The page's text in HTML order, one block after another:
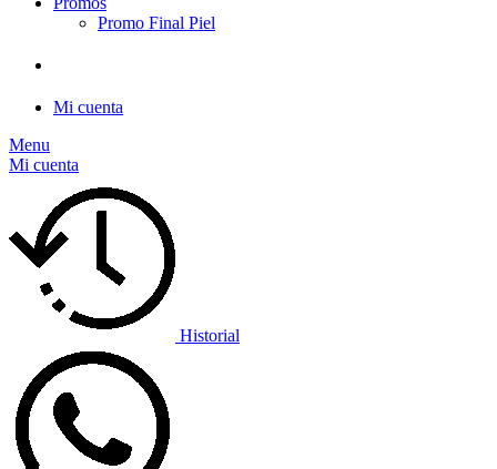
Promo Final Piel
Mi cuenta
Menu
Mi cuenta
Historial